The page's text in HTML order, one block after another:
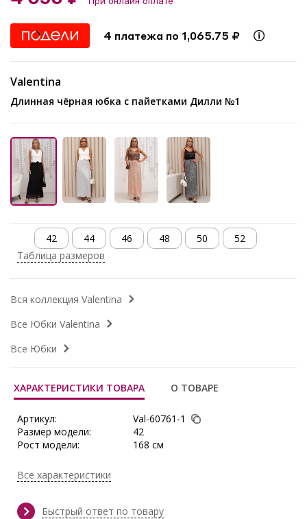
4 платежа по 1,065.75 ₽
Valentina
Длинная чёрная юбка с пайетками Дилли №1
42 44 46 48 50
52
Таблица размеров
Вся коллекция Valentina
Все Юбки Valentina
Все Юбки
ХАРАКТЕРИСТИКИ ТОВАРА О ТОВАРЕ
Артикул:
Val-60761-1
Размер модели:
42
Рост модели:
168 см
Тип ткани:
Сезон:
Все характеристики
Быстрый ответ по товару